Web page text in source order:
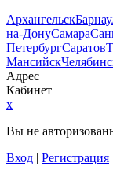
Архангельск
на-ДонуСамара
ПетербургСаратов
Мансийск
Адрес
Кабинет
x
Вы не
Вход | Регистрация